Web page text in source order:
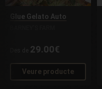
Glue Gelato Auto
Des de 29.00€
Veure producte